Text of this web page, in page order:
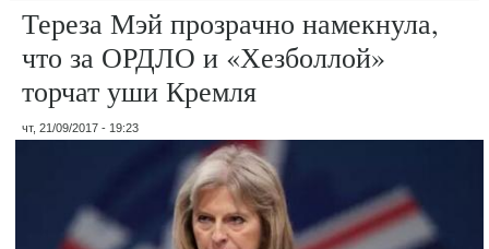
Тереза Мэй прозрачно намекнула,
что за ОРДЛО и «Хезболлой»
торчат уши Кремля
чт, 21/09/2017 - 19:23